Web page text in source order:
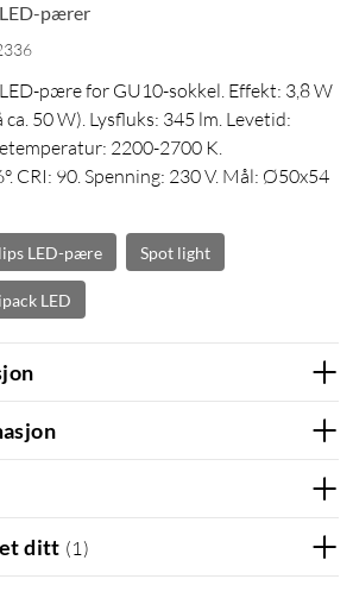
pærer
pære for GU10-sokkel. Effekt: 3,8 W
50 W). Lysfluks: 345 lm. Levetid:
2200-2700 K.
CRI: 90. Spenning: 230 V. Mål: Ø50x54
LED-pære Spot light
LED
ditt (1 )